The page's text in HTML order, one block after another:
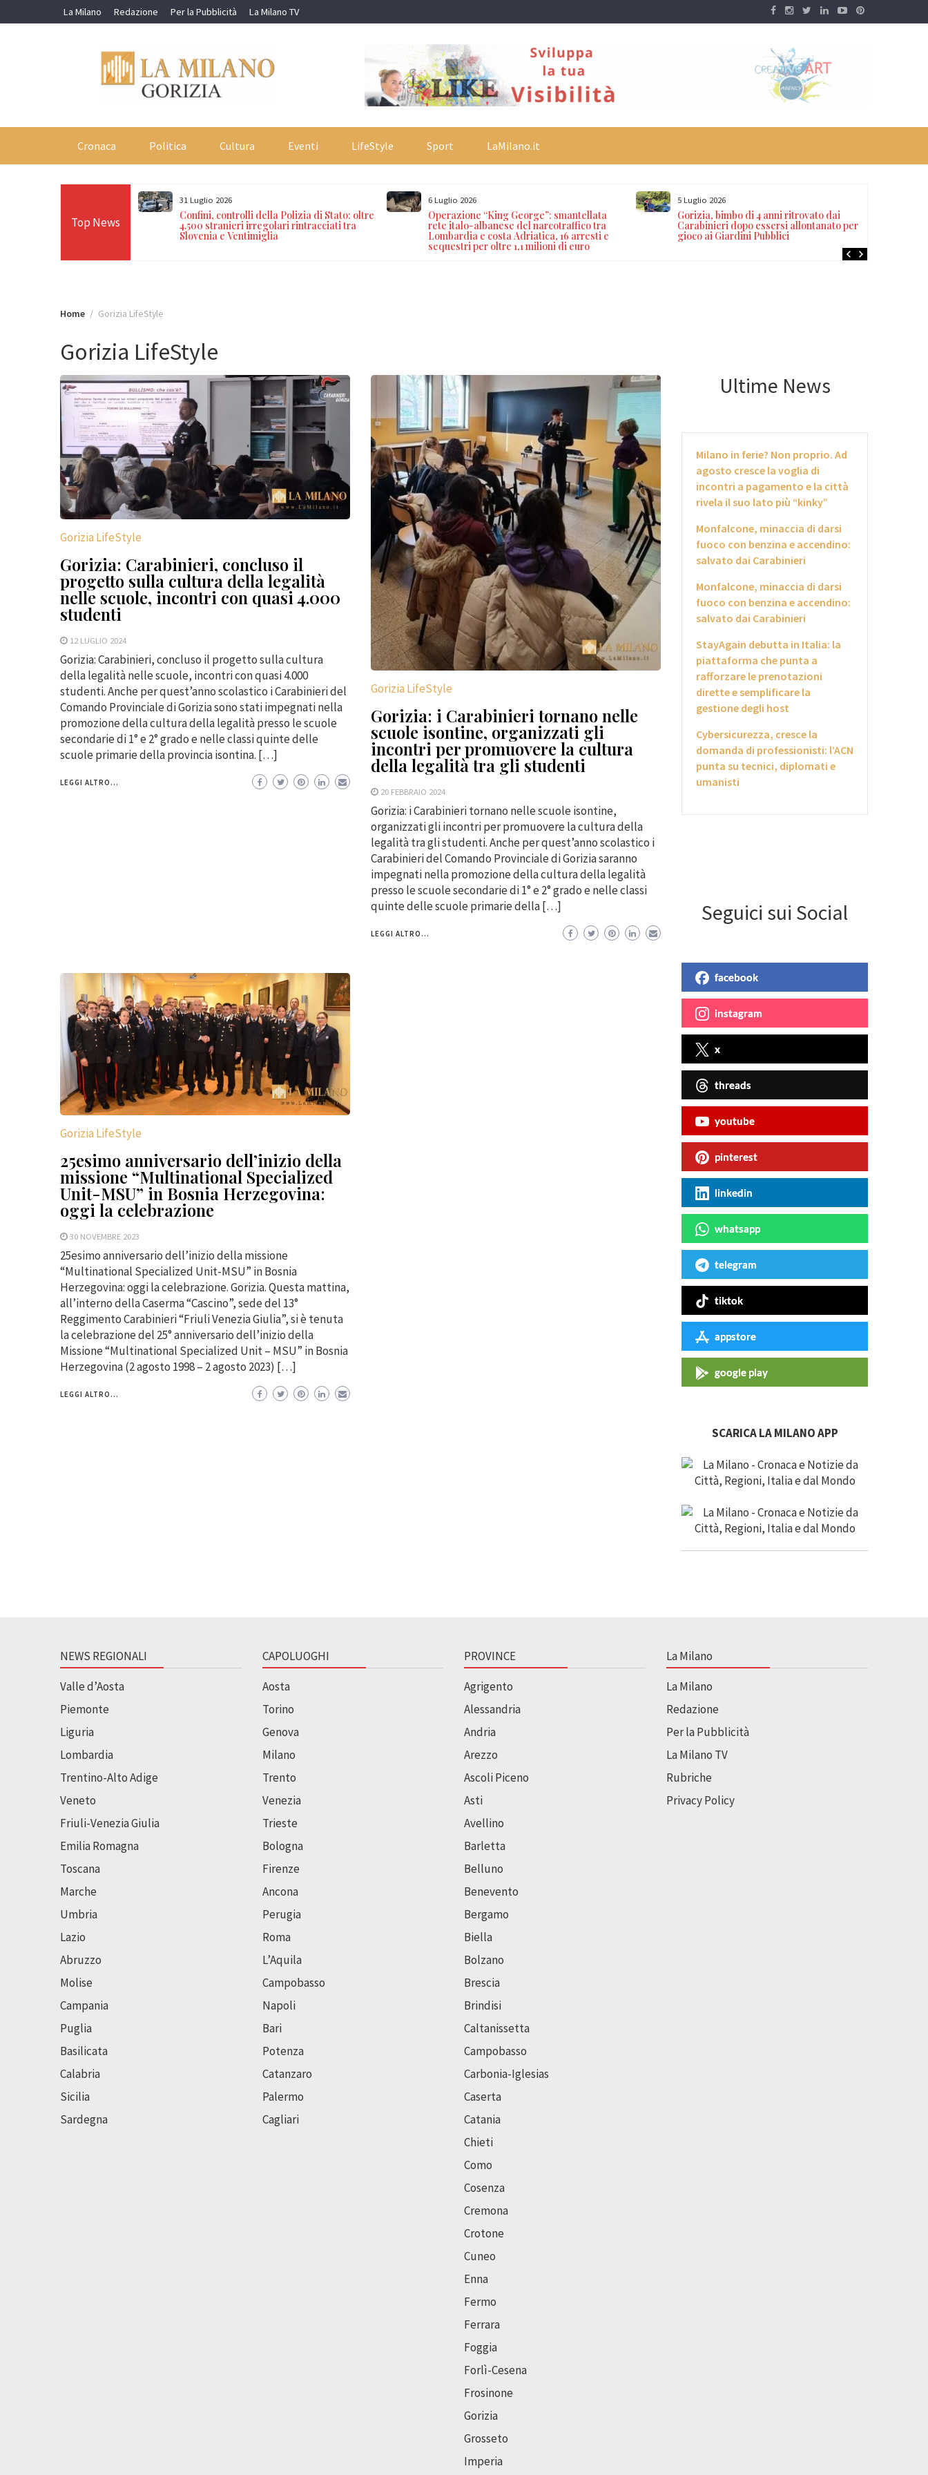
to
La Milano Redazione Per la Pubblicità La Milano TV
Cronaca Politica Cultura Eventi LifeStyle Sport LaMilano.it
Top News
di darsi fuoco con
salvato dai
31 Luglio 2026
Confini, controlli della Polizia di Stato: oltre
4.500 stranieri irregolari rintracciati tra
Slovenia e Ventimiglia
6 Luglio 2026
Operazione “King George”: smantellata
rete italo-albanese del narcotraffico tra
Lombardia e costa Adriatica, 16 arresti e
sequestri per oltre 1,1 milioni di euro
5 Luglio 2026
Gorizia, bimbo di 4 anni ritrovato dai
Carabinieri dopo essersi allontanato per
gioco ai Giardini Pubblici
Home Gorizia LifeStyle
Gorizia LifeStyle
Gorizia LifeStyle
Gorizia: Carabinieri, concluso il
progetto sulla cultura della legalità
nelle scuole, incontri con quasi 4.000
studenti
12 LUGLIO 2024
Gorizia: Carabinieri, concluso il progetto sulla cultura
della legalità nelle scuole, incontri con quasi 4.000
studenti. Anche per quest’anno scolastico i Carabinieri del
Comando Provinciale di Gorizia sono stati impegnati nella
promozione della cultura della legalità presso le scuole
secondarie di 1° e 2° grado e nelle classi quinte delle
scuole primarie della provincia isontina. […]
LEGGI ALTRO...
Gorizia LifeStyle
Gorizia: i Carabinieri tornano nelle
scuole isontine, organizzati gli
incontri per promuovere la cultura
della legalità tra gli studenti
20 FEBBRAIO 2024
Gorizia: i Carabinieri tornano nelle scuole isontine,
organizzati gli incontri per promuovere la cultura della
legalità tra gli studenti. Anche per quest’anno scolastico i
Carabinieri del Comando Provinciale di Gorizia saranno
impegnati nella promozione della cultura della legalità
presso le scuole secondarie di 1° e 2° grado e nelle classi
quinte delle scuole primarie della […]
LEGGI ALTRO...
Gorizia LifeStyle
25esimo anniversario dell’inizio della
missione “Multinational Specialized
Unit-MSU” in Bosnia Herzegovina:
oggi la celebrazione
30 NOVEMBRE 2023
25esimo anniversario dell’inizio della missione
“Multinational Specialized Unit-MSU” in Bosnia
Herzegovina: oggi la celebrazione. Gorizia. Questa mattina,
all’interno della Caserma “Cascino”, sede del 13°
Reggimento Carabinieri “Friuli Venezia Giulia”, si è tenuta
la celebrazione del 25° anniversario dell’inizio della
Missione “Multinational Specialized Unit – MSU” in Bosnia
Herzegovina (2 agosto 1998 – 2 agosto 2023) […]
LEGGI ALTRO...
Ultime News
Milano in ferie? Non proprio. Ad
agosto cresce la voglia di
incontri a pagamento e la città
rivela il suo lato più “kinky”
Monfalcone, minaccia di darsi
fuoco con benzina e accendino:
salvato dai Carabinieri
Monfalcone, minaccia di darsi
fuoco con benzina e accendino:
salvato dai Carabinieri
StayAgain debutta in Italia: la
piattaforma che punta a
rafforzare le prenotazioni
dirette e semplificare la
gestione degli host
Cybersicurezza, cresce la
domanda di professionisti: l’ACN
punta su tecnici, diplomati e
umanisti
Seguici sui Social
facebook
instagram
x
threads
youtube
pinterest
linkedin
whatsapp
telegram
tiktok
appstore
google play
SCARICA LA MILANO APP
NEWS REGIONALI
Valle d’Aosta
Piemonte
Liguria
Lombardia
Trentino-Alto Adige
Veneto
Friuli-Venezia Giulia
Emilia Romagna
Toscana
Marche
Umbria
Lazio
Abruzzo
Molise
Campania
Puglia
Basilicata
Calabria
Sicilia
Sardegna
CAPOLUOGHI
Aosta
Torino
Genova
Milano
Trento
Venezia
Trieste
Bologna
Firenze
Ancona
Perugia
Roma
L’Aquila
Campobasso
Napoli
Bari
Potenza
Catanzaro
Palermo
Cagliari
PROVINCE
Agrigento
Alessandria
Andria
Arezzo
Ascoli Piceno
Asti
Avellino
Barletta
Belluno
Benevento
Bergamo
Biella
Bolzano
Brescia
Brindisi
Caltanissetta
Campobasso
Carbonia-Iglesias
Caserta
Catania
Chieti
Como
Cosenza
Cremona
Crotone
Cuneo
Enna
Fermo
Ferrara
Foggia
Forlì-Cesena
Frosinone
Gorizia
Grosseto
Imperia
La Milano
La Milano
Redazione
Per la Pubblicità
La Milano TV
Rubriche
Privacy Policy